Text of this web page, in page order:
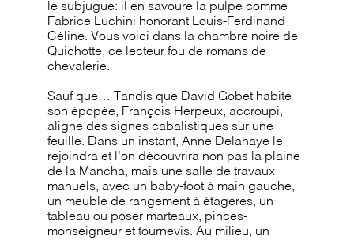
le subjugue: il en savoure la pulpe comme
Fabrice Luchini honorant Louis-Ferdinand
Céline. Vous voici dans la chambre noire de
Quichotte, ce lecteur fou de romans de
chevalerie.
Sauf que… Tandis que David Gobet habite
son épopée, François Herpeux, accroupi,
aligne des signes cabalistiques sur une
feuille. Dans un instant, Anne Delahaye le
rejoindra et l’on découvrira non pas la plaine
de la Mancha, mais une salle de travaux
manuels, avec un baby-foot à main gauche,
un meuble de rangement à étagères, un
tableau où poser marteaux, pinces-
monseigneur et tournevis. Au milieu, un